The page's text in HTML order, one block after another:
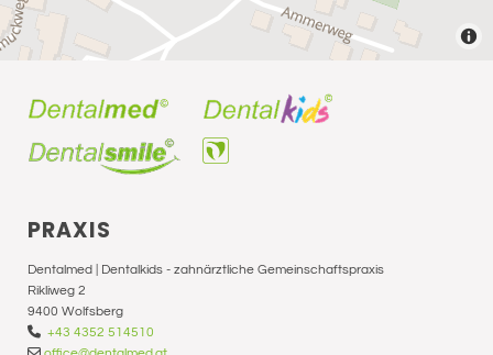
PRAXIS
Dentalmed | Dentalkids - zahnärztliche Gemeinschaftspraxis
Rikliweg 2
9400 Wolfsberg
 +43 4352 514510